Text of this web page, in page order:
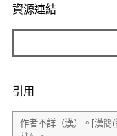
資源連結
引用